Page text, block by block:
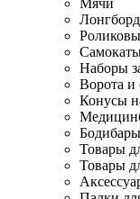
Мячи
Наборы
Ворота и
Конусы
Бодибары
Товары
Товары